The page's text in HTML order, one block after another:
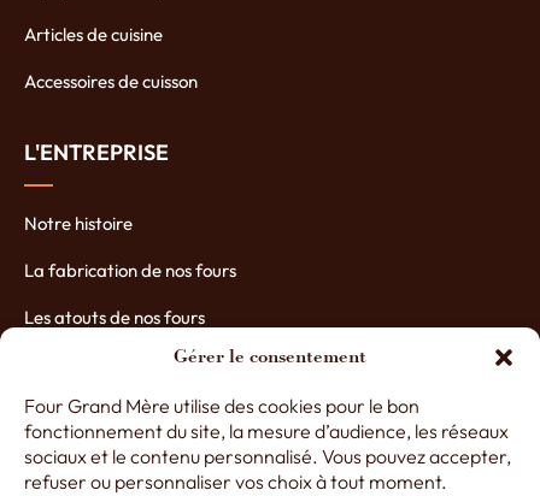
Gérer le consentement
Four Grand Mère utilise des cookies pour le bon
fonctionnement du site, la mesure d’audience, les réseaux
sociaux et le contenu personnalisé. Vous pouvez accepter,
refuser ou personnaliser vos choix à tout moment.
Articles de cuisine
Accessoires de cuisson
L'ENTREPRISE
Notre histoire
La fabrication de nos fours
Les atouts de nos fours
Nos partenaires